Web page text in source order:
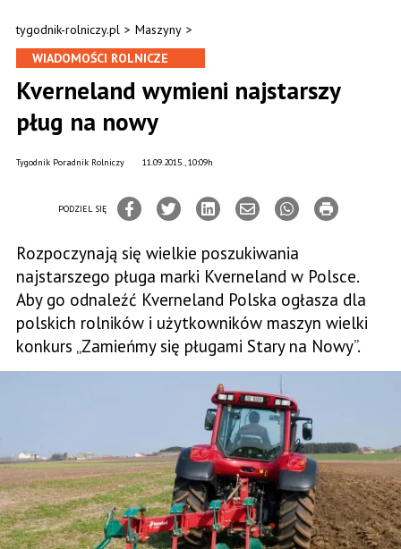
tygodnik-rolniczy.pl > Maszyny >
WIADOMOŚCI ROLNICZE
Kverneland wymieni najstarszy
pług na nowy
11.09.2015., 10:09h
Tygodnik Poradnik Rolniczy
PODZIEL SIĘ
Rozpoczynają się wielkie poszukiwania
najstarszego pługa marki Kverneland w Polsce.
Aby go odnaleźć Kverneland Polska ogłasza dla
polskich rolników i użytkowników maszyn wielki
konkurs „Zamieńmy się pługami Stary na Nowy”.